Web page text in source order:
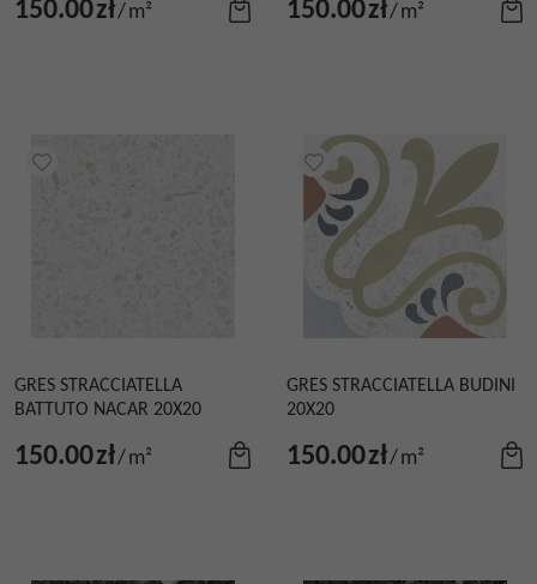
150.00zł/m² 150.00zł/m²
GRES STRACCIATELLA
BATTUTO NACAR 20X20
150.00zł/m²
GRES STRACCIATELLA BUDINI
20X20
150.00zł/m²